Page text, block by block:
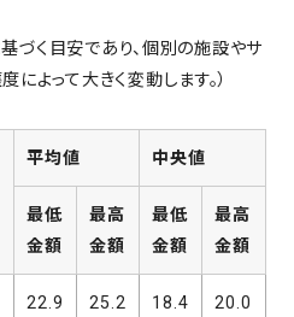
づく目安であり、個別の施設やサ
によって大きく変動します。）
平均値 中央値
最低
金額
最高
金額
最低
金額
最高
金額
22.9
25.2
18.4
20.0